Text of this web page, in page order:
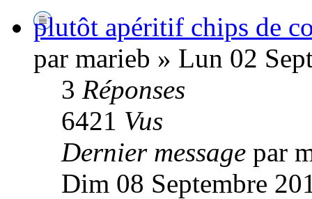
plutôt apéritif chips de
par marieb » Lun 02
3 Réponses
6421 Vus
Dernier message par
Dim 08 Septembre